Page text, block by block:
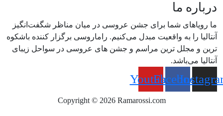
درباره ما
ما رویاهای شما برای جشن عروسی در میان مناظر شگفت‌انگیز
آنتالیا را به واقعیت مبدل می‌کنیم. راماروسی برگزار کننده باشکوه
ترین و مجلل ترین مراسم و جشن های عروسی در سواحل زیبای
آنتالیا می‌باشد.
Facebook
Youtube
Copyright © 2026 Ramarossi.com